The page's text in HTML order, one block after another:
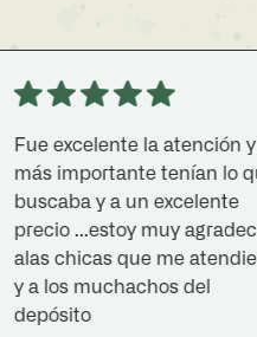
excelente la atención y lo
importante tenían lo que
y a un excelente
...estoy muy agradecido
chicas que me atendieron
los muchachos del